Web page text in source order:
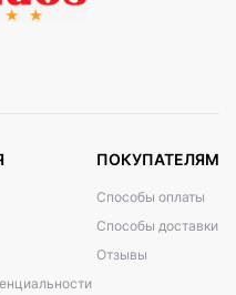
ПОКУПАТЕЛЯМ
Способы оплаты
Способы доставки
Отзывы